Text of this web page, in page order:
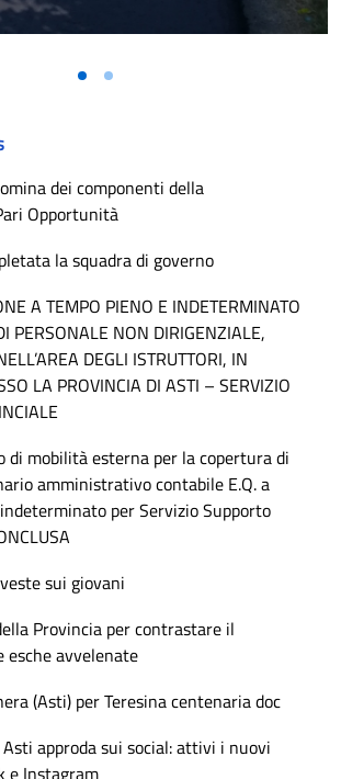
dei componenti della
Opportunità
la squadra di governo
A TEMPO PIENO E INDETERMINATO
PERSONALE NON DIRIGENZIALE,
DEGLI ISTRUTTORI, IN
LA PROVINCIA DI ASTI – SERVIZIO
di mobilità esterna per la copertura di
amministrativo contabile E.Q. a
per Servizio Supporto
sui giovani
Provincia per contrastare il
esche avvelenate
(Asti) per Teresina centenaria doc
approda sui social: attivi i nuovi
e Instagram